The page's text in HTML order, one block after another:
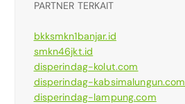
PARTNER TERKAIT
bkksmkn1banjar.id
smkn46jkt.id
disperindag-kolut.com
disperindag-kabsimalungun.com
disperindag-lampung.com